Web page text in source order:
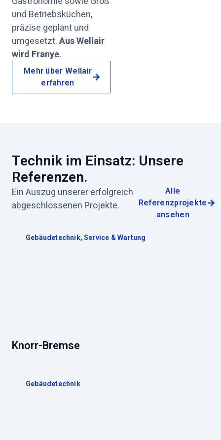
und Betriebsküchen,
präzise geplant und
umgesetzt. Aus Wellair
wird Franye.
Mehr über Wellair
erfahren
Technik im Einsatz: Unsere
Referenzen.
Ein Auszug unserer erfolgreich
abgeschlossenen Projekte.
Alle
Referenzprojekte
ansehen
Gebäudetechnik,Service & Wartung
Knorr-Bremse
Gebäudetechnik